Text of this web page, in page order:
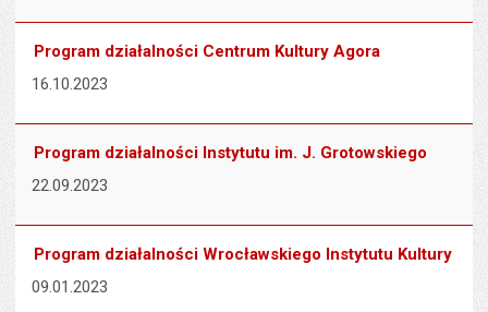
Program działalności Centrum Kultury Agora
16.10.2023
Program działalności Instytutu im. J. Grotowskiego
22.09.2023
Program działalności Wrocławskiego Instytutu Kultury
09.01.2023